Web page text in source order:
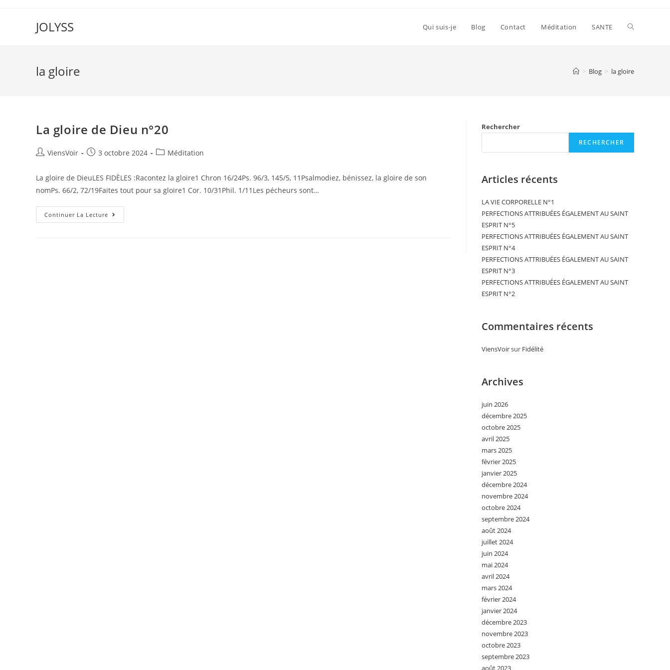
JOLYSS Qui suis-je Blog Contact Méditation SANTE
la gloire > Blog > la gloire
La gloire de Dieu n°20
ViensVoir 3 octobre 2024 Méditation
La gloire de DieuLES FIDÈLES :Racontez la gloire1 Chron 16/24Ps. 96/3, 145/5, 11Psalmodiez, bénissez, la gloire de son
nomPs. 66/2, 72/19Faites tout pour sa gloire1 Cor. 10/31Phil. 1/11Les pécheurs sont…
Continuer La Lecture
Rechercher
RECHERCHER
Articles récents
LA VIE CORPORELLE N°1
PERFECTIONS ATTRIBUÉES ÉGALEMENT AU SAINT
ESPRIT N°5
PERFECTIONS ATTRIBUÉES ÉGALEMENT AU SAINT
ESPRIT N°4
PERFECTIONS ATTRIBUÉES ÉGALEMENT AU SAINT
ESPRIT N°3
PERFECTIONS ATTRIBUÉES ÉGALEMENT AU SAINT
ESPRIT N°2
Commentaires récents
ViensVoirsur Fidélité
Archives
juin 2026
décembre 2025
octobre 2025
avril 2025
mars 2025
février 2025
janvier 2025
décembre 2024
novembre 2024
octobre 2024
septembre 2024
août 2024
juillet 2024
juin 2024
mai 2024
avril 2024
mars 2024
février 2024
janvier 2024
décembre 2023
novembre 2023
octobre 2023
septembre 2023
août 2023